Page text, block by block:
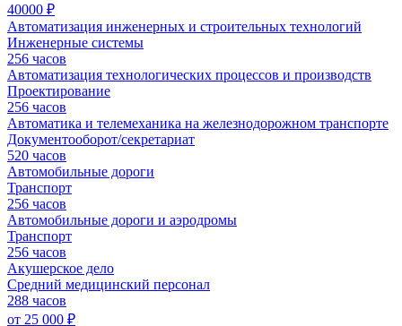
40000 ₽
Автоматизация инженерных и строительных технологий
Инженерные системы
256 часов
Автоматизация технологических процессов и производств
Проектирование
256 часов
Автоматика и телемеханика на железнодорожном транспорте
Документооборот/секретариат
520 часов
Автомобильные дороги
Транспорт
256 часов
Автомобильные дороги и аэродромы
Транспорт
256 часов
Акушерское дело
Средний медицинский персонал
288 часов
от 25 000 ₽